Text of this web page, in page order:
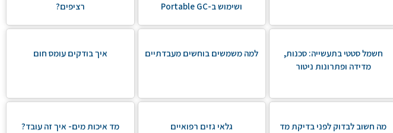
ושימוש ב-Portable GC
רציפים?
חשמל סטטי בתעשייה: סכנות,
מדידה ופתרונות ניטור
למה משמשים בוחשים מעבדתיים איך בודקים עומס חום
מה חשוב לבדוק לפני בדיקת מד
גלאי גזים רפואיים מד איכות מים- איך זה עובד?